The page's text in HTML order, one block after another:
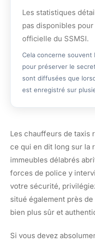
Les statistiques
pas disponibles
officielle du SSMSI.
Cela concerne souvent
pour préserver le
sont diffusées que
est enregistré sur
Les chauffeurs de taxis
ce qui en dit long sur la
immeubles délabrés
forces de police y
votre sécurité,
situé également près
bien plus sûr et
Si vous devez